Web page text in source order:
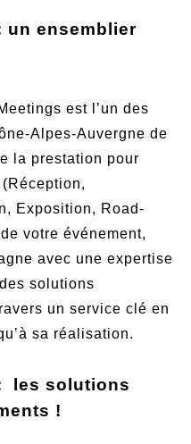
un ensemblier
est l’un des
Alpes-Auvergne de
la prestation pour
(Réception,
Exposition, Road-
votre événement,
avec une expertise
solutions
un service clé en
sa réalisation.
les solutions
!